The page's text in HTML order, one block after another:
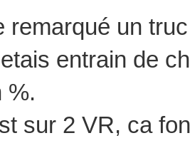
remarqué un
entrain de
%.
sur 2 VR, ca